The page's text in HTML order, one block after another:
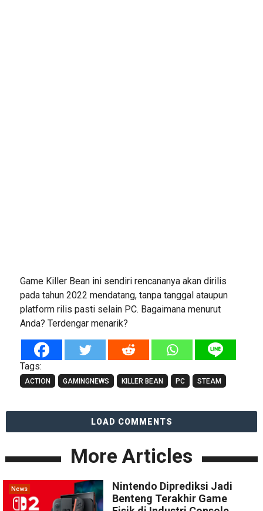
Game Killer Bean ini sendiri rencananya akan dirilis
pada tahun 2022 mendatang, tanpa tanggal ataupun
platform rilis pasti selain PC. Bagaimana menurut
Anda? Terdengar menarik?
Tags:
ACTION GAMINGNEWS KILLER BEAN PC STEAM
LOAD COMMENTS
More Articles
News
Nintendo Diprediksi Jadi
Benteng Terakhir Game